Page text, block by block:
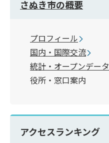
さぬき市の概要
プロフィール
国内・国際交流
統計・オープンデータ
役所・窓口案内
アクセスランキング